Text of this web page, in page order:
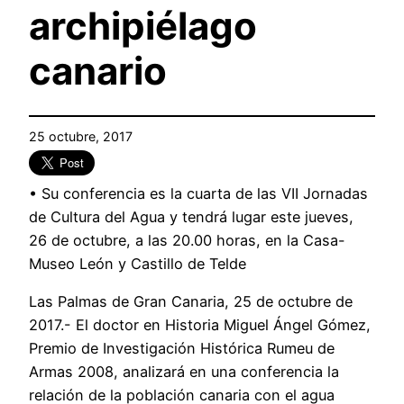
archipiélago
canario
25 octubre, 2017
• Su conferencia es la cuarta de las VII Jornadas
de Cultura del Agua y tendrá lugar este jueves,
26 de octubre, a las 20.00 horas, en la Casa-
Museo León y Castillo de Telde
Las Palmas de Gran Canaria, 25 de octubre de
2017.- El doctor en Historia Miguel Ángel Gómez,
Premio de Investigación Histórica Rumeu de
Armas 2008, analizará en una conferencia la
relación de la población canaria con el agua